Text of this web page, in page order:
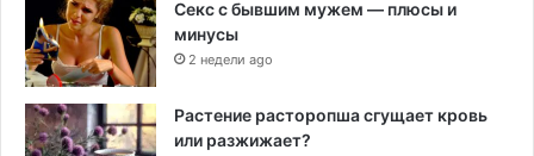
Секс с бывшим мужем — плюсы и
минусы
2 недели ago
Растение расторопша сгущает кровь
или разжижает?